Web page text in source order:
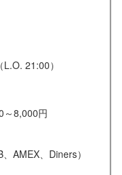
21:00）
8,000円
AMEX、Diners）